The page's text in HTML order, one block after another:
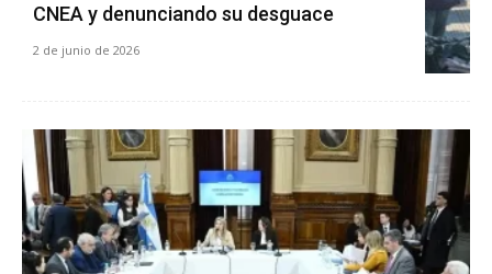
CNEA y denunciando su desguace
2 de junio de 2026